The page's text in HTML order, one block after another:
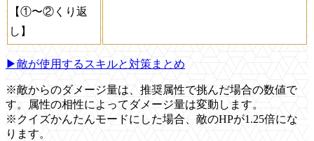
【①〜②くり返
し】
▶敵が使用するスキルと対策まとめ
※敵からのダメージ量は、推奨属性で挑んだ場合の数値で
す。属性の相性によってダメージ量は変動します。
※クイズかんたんモードにした場合、敵のHPが1.25倍にな
ります。